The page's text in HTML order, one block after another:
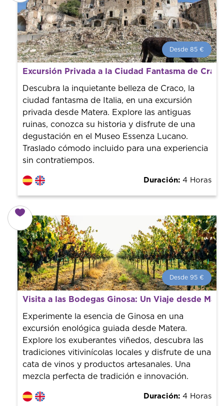
Desde 85 €
Desde 85 €
por persona.
guías de la ciudad para tener el mejor precio y servicio.
Excursión Privada a la Ciudad Fantasma de
Descubra la inquietante belleza de Craco, la
ciudad fantasma de Italia, en una excursión
privada desde Matera. Explore las antiguas
ruinas, conozca su historia y disfrute de una
degustación en el Museo Essenza Lucano.
Traslado cómodo incluido para una experiencia
sin contratiempos.
Duración: 4 Horas
Desde 95 €
Desde 95 € por persona.
¡Reserva con nosotros! Colaboramos con los mejores
guías de la ciudad para tener el mejor precio y servicio.
Visita a las Bodegas Ginosa: Un Viaje desde
Experimente la esencia de Ginosa en una
excursión enológica guiada desde Matera.
Explore los exuberantes viñedos, descubra las
tradiciones vitivinícolas locales y disfrute de una
cata de vinos y productos artesanales. Una
mezcla perfecta de tradición e innovación.
Duración: 4 Horas